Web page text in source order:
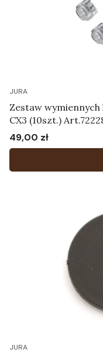
JURA
Zestaw
CX3 (10szt.)
Cena
49,00 zł
JURA